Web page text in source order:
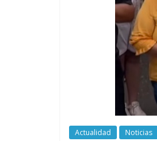
Actualidad Noticias